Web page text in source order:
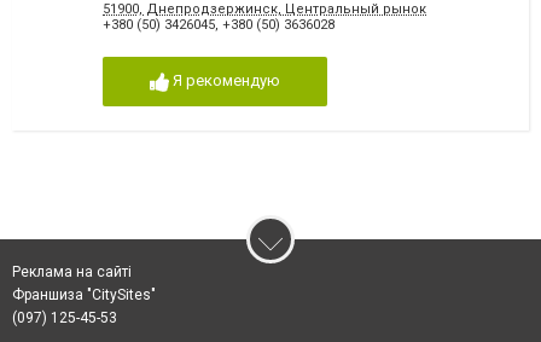
51900, Днепродзержинск, Центральный рынок
+380 (50) 3426045, +380 (50) 3636028
Я рекомендую
Реклама на сайті
Франшиза "CitySites"
(097) 125-45-53